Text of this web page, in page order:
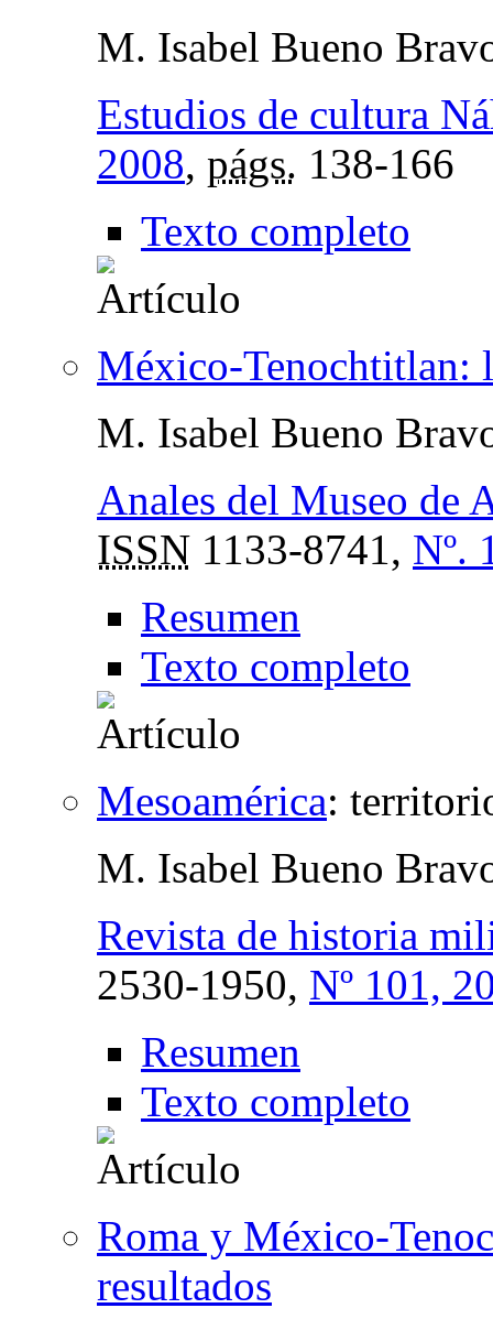
M. Isabel Bueno
Estudios de cultura
2008, págs. 138-166
Texto completo
México-Tenochtitlan:
M. Isabel Bueno
Anales del Museo de
ISSN 1133-8741, Nº.
Resumen
Texto completo
Mesoamérica:
M. Isabel Bueno
Revista de historia
2530-1950, Nº 101,
Resumen
Texto completo
Roma y México-
resultados